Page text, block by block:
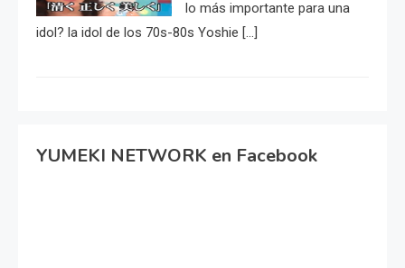
lo más importante para una
idol? la idol de los 70s-80s Yoshie […]
YUMEKI NETWORK en Facebook